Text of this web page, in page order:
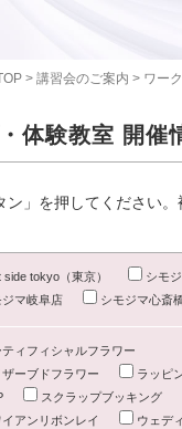
> 講習会のご案内 > ワー
体験教室 開催
ン」を押してください
side tokyo（東京）
シモ
ジマ岐阜店
シモジマ心斎
ティフィシャルフラワー
ザーブドフラワー
ラッピ
スクラップブッキング
アンリボンレイ
ウェデ